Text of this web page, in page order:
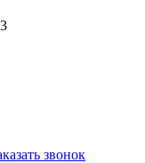
звонок